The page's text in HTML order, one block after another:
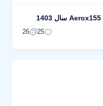
25
26